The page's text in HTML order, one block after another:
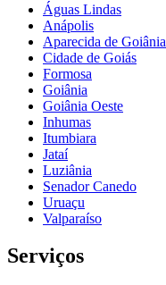
Águas Lindas
Anápolis
Aparecida de Goiânia
Cidade de Goiás
Formosa
Goiânia
Goiânia Oeste
Inhumas
Itumbiara
Jataí
Luziânia
Senador Canedo
Uruaçu
Valparaíso
Serviços